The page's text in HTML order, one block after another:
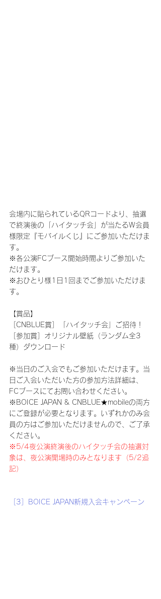
会場内に貼られているQRコードより、抽選
で終演後の「ハイタッチ会」が当たるW会員
様限定『モバイルくじ』にご参加いただけま
す。
※各公演FCブース開始時間よりご参加いた
だけます。
※おひとり様1日1回までご参加いただけま
す。
【賞品】
［CNBLUE賞］「ハイタッチ会」ご招待！
［参加賞］オリジナル壁紙（ランダム全3
種）ダウンロード
※当日のご入会でもご参加いただけます。当
日ご入会いただいた方の参加方法詳細は、
FCブースにてお問い合わせください。
※BOICE JAPAN & CNBLUE★mobileの両方
にご登録が必要となります。いずれかのみ会
員の方はご参加いただけませんので、ご了承
ください。
※5/4夜公演終演後のハイタッチ会の抽選対
象は、夜公演開場時のみとなります（5/2追
記）
［3］BOICE JAPAN新規入会キャンペーン